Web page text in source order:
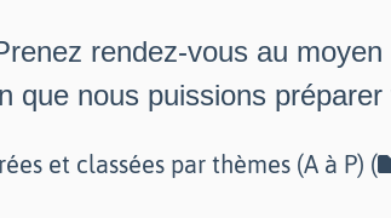
rendez-vous au moyen
que nous puissions
et classées par thèmes (A à P) (